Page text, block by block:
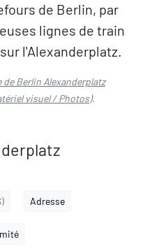
de Berlin, par
lignes de train
l'Alexanderplatz.
de Berlin Alexanderplatz
visuel / Photos).
Adresse